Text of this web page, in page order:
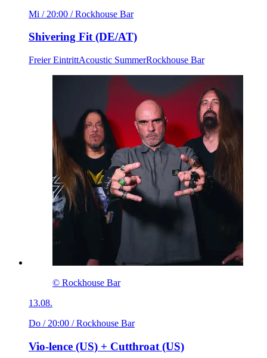
Mi / 20:00 / Rockhouse Bar
Shivering Fit (DE/AT)
Freier EintrittAcoustic SummerRockhouse Bar
© Rockhouse Bar
13.08.
Do / 20:00 / Rockhouse Bar
Vio-lence (US) + Cutthroat (US)